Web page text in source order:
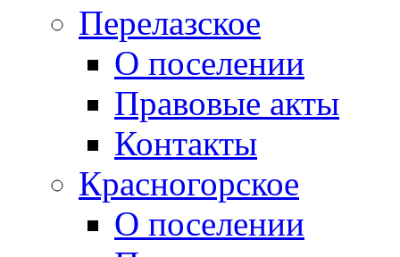
Перелазское
О поселении
Правовые акты
Контакты
Красногорское
О поселении